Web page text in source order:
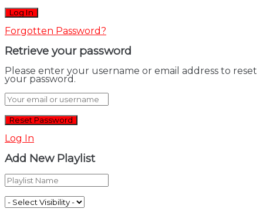
Forgotten Password?
Retrieve your password
Please enter your username or email address to reset
your password.
Log In
Add New Playlist